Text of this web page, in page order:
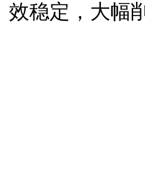
效稳定，大幅